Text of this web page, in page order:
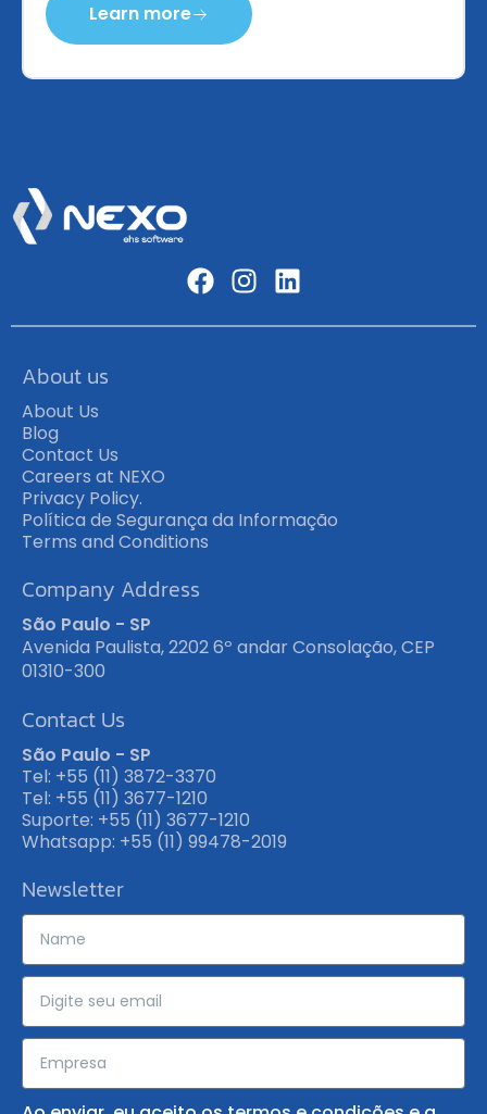
Learn more
About us
About Us
Blog
Contact Us
Careers at NEXO
Privacy Policy.
Política de Segurança da Informação
Terms and Conditions
Company Address
São Paulo - SP
Avenida Paulista, 2202 6º andar Consolação, CEP
01310-300
Contact Us
São Paulo - SP
Tel: +55 (11) 3872-3370
Tel: +55 (11) 3677-1210
Suporte: +55 (11) 3677-1210
Whatsapp: +55 (11) 99478-2019
Newsletter